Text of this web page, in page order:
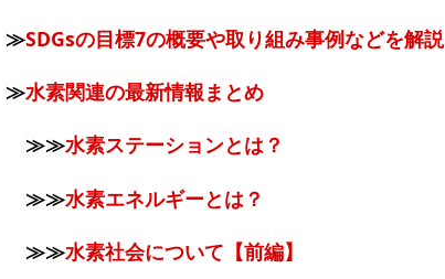
≫SDGsの目標7の概要や取り組み事例などを解説
≫水素関連の最新情報まとめ
≫≫水素ステーションとは？
≫≫水素エネルギーとは？
≫≫水素社会について【前編】